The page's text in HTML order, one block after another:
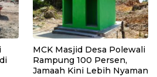
MCK Masjid Desa Polewali
Rampung 100 Persen,
Jamaah Kini Lebih Nyaman